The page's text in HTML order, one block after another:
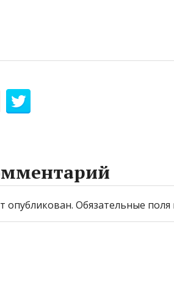
опубликован. Обязательные